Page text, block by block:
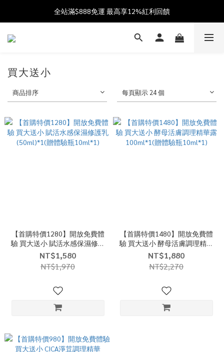
加入會員送$100購物金  加入LINE社群享優惠價
全站滿$888免運 最高享12%紅利回饋
父親節獻禮 8/1-8/12 滿 $888 好禮雙重送 最高送$888購物金!
買大送小
商品排序 每頁顯示 24 個
【首購特價1280】開放免費體
驗 買大送小 賦活水感保濕修護
乳(50ml)*1(贈體驗瓶10ml*1)
NT$1,580
NT$1,970
【首購特價1480】開放免費體
驗 買大送小 酵母活膚調理精華
露100ml*1(贈體驗瓶10ml*1)
NT$1,880
NT$2,270